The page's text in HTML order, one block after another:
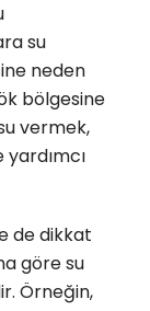
su
neden
bölgesine
vermek,
de dikkat
göre su
Örneğin,